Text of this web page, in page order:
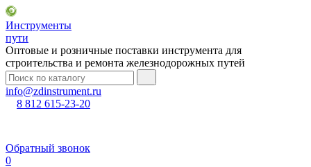
Инструменты
пути
Оптовые и розничные поставки инструмента для
строительства и ремонта железнодорожных путей
info@zdinstrument.ru
8 812 615-23-20
Обратный звонок
0